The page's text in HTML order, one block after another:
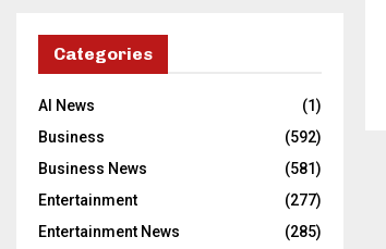
Categories
AI News
(1)
Business
(592)
Business News
(581)
Entertainment
(277)
Entertainment News
(285)